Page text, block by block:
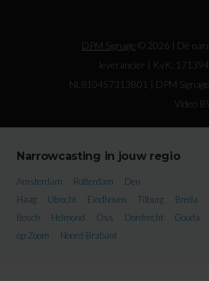
DPM Signage © 2026 | Dé
leverancier | KvK:
NL810457313B01 | DPM
Video
Narrowcasting in jouw regio
Amsterdam Rotterdam
Den
Haag
Utrecht Eindhoven Tilburg Breda
Bosch
Helmond Oss Dordrecht Gouda
op Zoom
Noord-Brabant